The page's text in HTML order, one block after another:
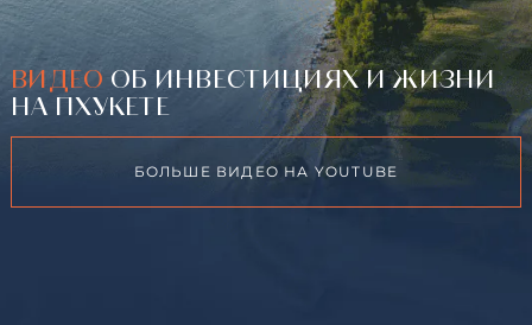
ВИДЕО ОБ ИНВЕСТИЦИЯХ И ЖИЗНИ
НА ПХУКЕТЕ
БОЛЬШЕ ВИДЕО НА YOUTUBE